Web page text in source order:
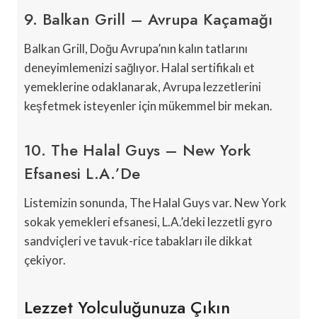
9. Balkan Grill – Avrupa Kaçamağı
Balkan Grill, Doğu Avrupa’nın kalın tatlarını
deneyimlemenizi sağlıyor. Halal sertifikalı et
yemeklerine odaklanarak, Avrupa lezzetlerini
keşfetmek isteyenler için mükemmel bir mekan.
10. The Halal Guys – New York
Efsanesi L.A.’de
Listemizin sonunda, The Halal Guys var. New York
sokak yemekleri efsanesi, L.A.’deki lezzetli gyro
sandviçleri ve tavuk-rice tabakları ile dikkat
çekiyor.
Lezzet Yolculuğunuza Çıkın